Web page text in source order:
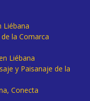
Liébana
la Comarca
Liébana
y Paisanaje de la
Conecta